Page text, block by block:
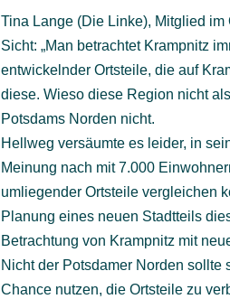
Tina Lange (Die Linke), Mitglied
Sicht: „Man betrachtet Krampnitz
entwickelnder Ortsteile, die auf
diese. Wieso diese Region nicht
Potsdams Norden nicht.
Hellweg versäumte es leider, in
Meinung nach mit 7.000
umliegender Ortsteile vergleichen
Planung eines neuen Stadtteils
Betrachtung von Krampnitz mit
Nicht der Potsdamer Norden
Chance nutzen, die Ortsteile zu